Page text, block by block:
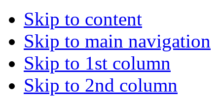
Skip to content
Skip to main navigation
Skip to 1st column
Skip to 2nd column